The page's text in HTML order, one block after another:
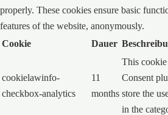
properly. These cookies ensure basic
features of the website, anonymously.
Cookie
Dauer
cookielawinfo-
checkbox-analytics
11
months
This
Consent
store the
in the